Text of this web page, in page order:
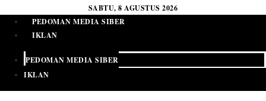
SABTU, 8 AGUSTUS 2026
PEDOMAN MEDIA SIBER
IKLAN
PEDOMAN MEDIA SIBER
IKLAN